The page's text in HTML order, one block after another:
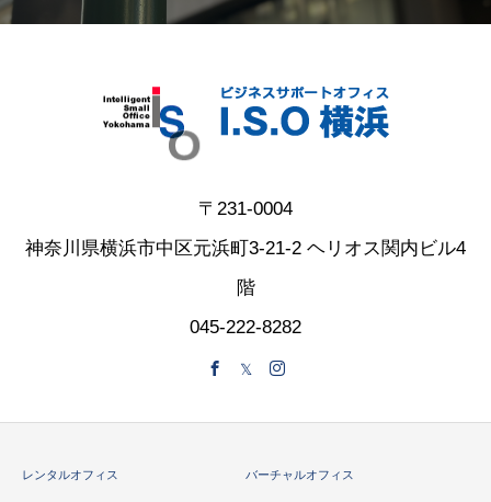
〒231-0004
神奈川県横浜市中区元浜町3-21-2 ヘリオス関内ビル4
階
045-222-8282
レンタルオフィス バーチャルオフィス